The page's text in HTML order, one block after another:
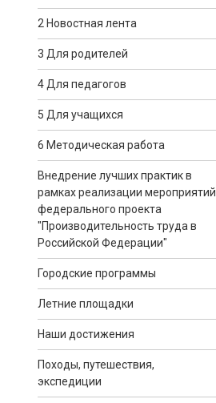
2 Новостная лента
3 Для родителей
4 Для педагогов
5 Для учащихся
6 Методическая работа
Внедрение лучших практик в
рамках реализации мероприятий
федерального проекта
"Производительность труда в
Российской Федерации"
Городские программы
Летние площадки
Наши достижения
Походы, путешествия,
экспедиции